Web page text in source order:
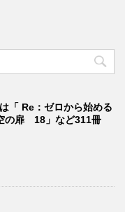
「 Re：ゼロから始める
の扉 18」など311冊